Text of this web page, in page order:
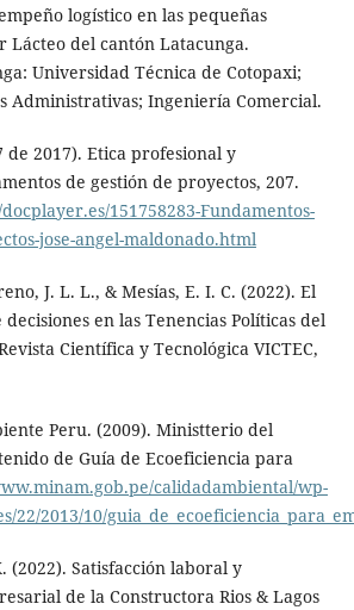
logístico en las pequeñas
Lácteo del cantón Latacunga.
Universidad Técnica de Cotopaxi;
Administrativas; Ingeniería Comercial.
de 2017). Etica profesional y
de gestión de proyectos, 207.
151758283-Fundamentos-
jose-angel-maldonado.html
J. L. L., & Mesías, E. I. C. (2022). El
en las Tenencias Políticas del
Científica y Tecnológica VICTEC,
Peru. (2009). Ministterio del
de Guía de Ecoeficiencia para
calidadambiental/wp-
22/2013/10/
(2022). Satisfacción laboral y
de la Constructora Rios & Lagos